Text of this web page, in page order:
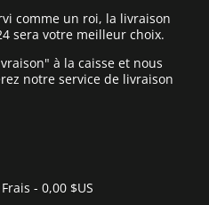
comme un roi, la livraison
sera votre meilleur choix.
à la caisse et nous
notre service de livraison
- 0,00 $US